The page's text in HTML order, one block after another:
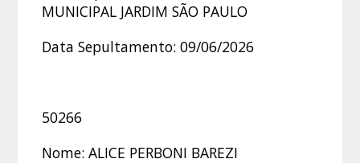
MUNICIPAL JARDIM SÃO PAULO
Data Sepultamento: 09/06/2026
50266
Nome: ALICE PERBONI BAREZI